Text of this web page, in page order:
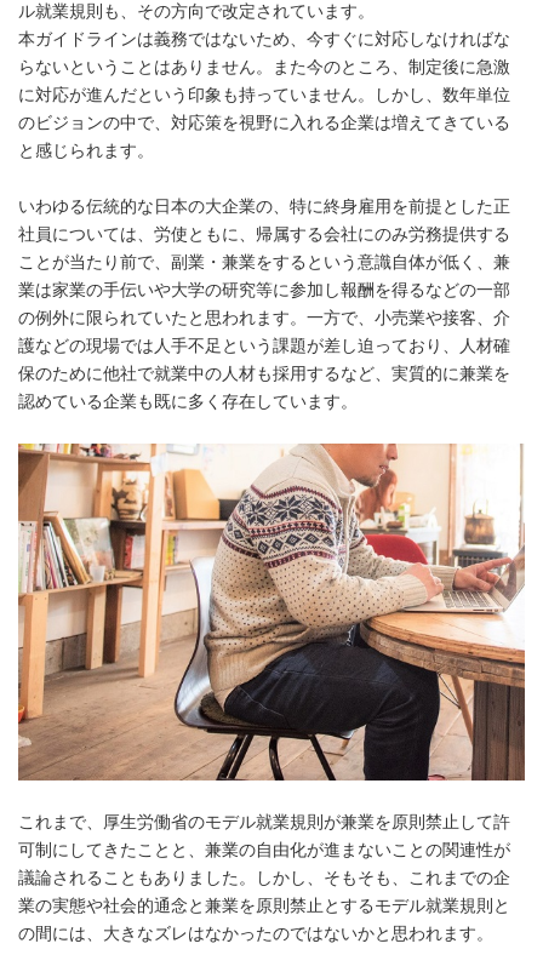
ル就業規則も、その方向で改定されています。
本ガイドラインは義務ではないため、今すぐに対応しなければな
らないということはありません。また今のところ、制定後に急激
に対応が進んだという印象も持っていません。しかし、数年単位
のビジョンの中で、対応策を視野に入れる企業は増えてきている
と感じられます。
いわゆる伝統的な日本の大企業の、特に終身雇用を前提とした正
社員については、労使ともに、帰属する会社にのみ労務提供する
ことが当たり前で、副業・兼業をするという意識自体が低く、兼
業は家業の手伝いや大学の研究等に参加し報酬を得るなどの一部
の例外に限られていたと思われます。一方で、小売業や接客、介
護などの現場では人手不足という課題が差し迫っており、人材確
保のために他社で就業中の人材も採用するなど、実質的に兼業を
認めている企業も既に多く存在しています。
これまで、厚生労働省のモデル就業規則が兼業を原則禁止して許
可制にしてきたことと、兼業の自由化が進まないことの関連性が
議論されることもありました。しかし、そもそも、これまでの企
業の実態や社会的通念と兼業を原則禁止とするモデル就業規則と
の間には、大きなズレはなかったのではないかと思われます。